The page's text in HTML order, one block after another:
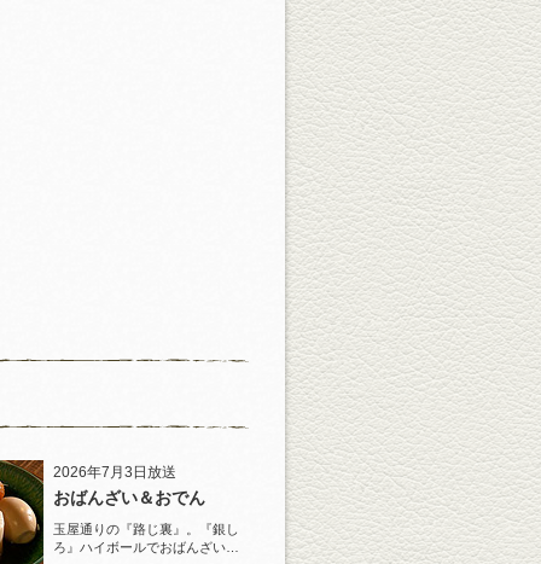
2026年7月3日放送
おばんざい＆おでん
玉屋通りの『路じ裏』。『銀し
ろ』ハイボールでおばんざいと